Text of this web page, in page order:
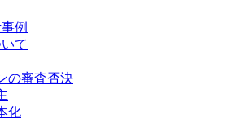
例
て
の審査否決
化